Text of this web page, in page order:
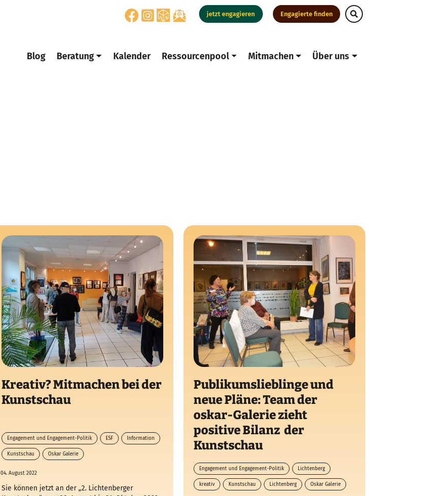
jetzt engagieren Engagierte finden
Blog Beratung Kalender Ressourcenpool Mitmachen Über uns
Kreativ? Mitmachen bei der
Kunstschau
Engagement und Engagement-Politik ESF Information
Kunstschau Oskar Galerie
04. August 2022
Sie können jetzt an der „2. Lichtenberger
Publikumslieblinge und
neue Pläne: Team der
oskar-Galerie zieht
positive Bilanz der
Kunstschau
Engagement und Engagement-Politik Lichtenberg
kreativ Kunstschau Lichtenberg Oskar Galerie